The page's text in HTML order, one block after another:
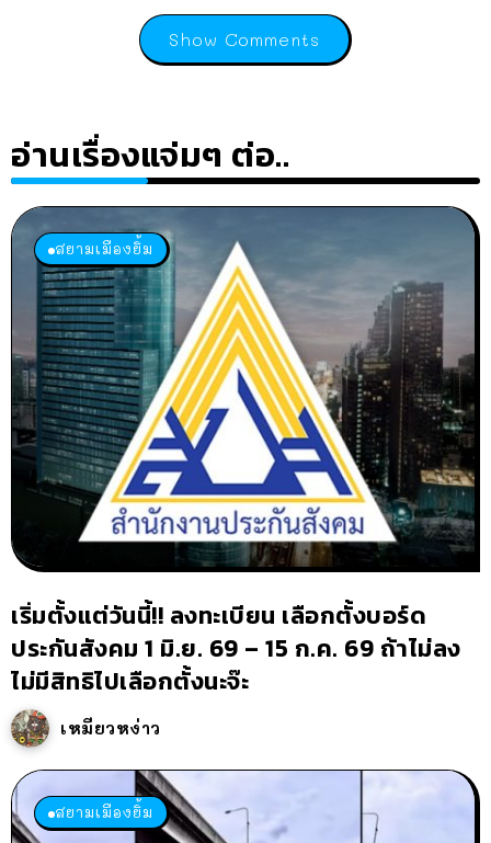
Show Comments
อ่านเรื่องแจ่มๆ ต่อ..
สยามเมืองยิ้ม
เริ่มตั้งแต่วันนี้!! ลงทะเบียน เลือกตั้งบอร์ด
ประกันสังคม 1 มิ.ย. 69 – 15 ก.ค. 69 ถ้าไม่ลง
ไม่มีสิทธิไปเลือกตั้งนะจ๊ะ
เหมียวหง่าว
สยามเมืองยิ้ม